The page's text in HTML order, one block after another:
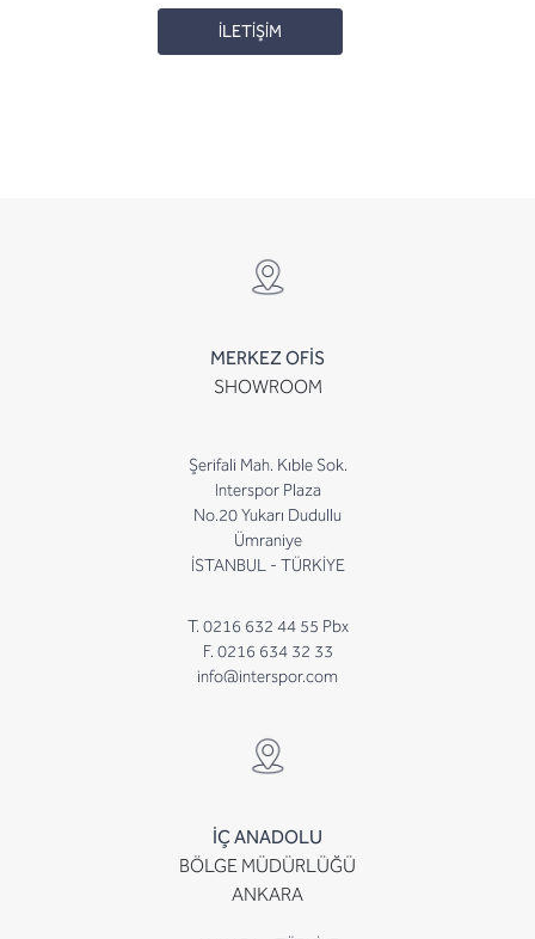
İLETİŞİM
MERKEZ OFİS
SHOWROOM
Şerifali Mah. Kıble Sok.
Interspor Plaza
No.20 Yukarı Dudullu
Ümraniye
İSTANBUL - TÜRKİYE
T. 0216 632 44 55 Pbx
F. 0216 634 32 33
info@interspor.com
İÇ ANADOLU
BÖLGE MÜDÜRLÜĞÜ
ANKARA